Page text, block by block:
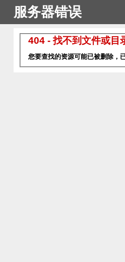
服务器错误
404 - 找不到文件或目
您要查找的资源可能已被删除，